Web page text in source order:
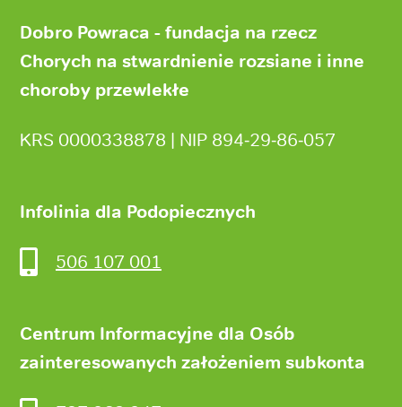
stronyDobro Powraca - fundacja na rzecz
Chorych na stwardnienie rozsiane i inne
choroby przewlekłe
KRS 0000338878 | NIP 894‑29‑86‑057
Infolinia dla Podopiecznych
506 107 001
Centrum Informacyjne dla Osób
zainteresowanych założeniem subkonta